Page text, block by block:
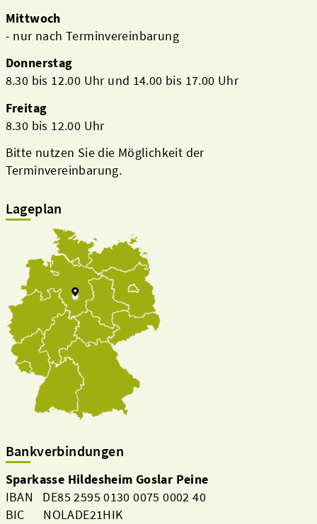
Mittwoch
- nur nach Terminvereinbarung
Donnerstag
8.30 bis 12.00 Uhr und 14.00 bis 17.00 Uhr
Freitag
8.30 bis 12.00 Uhr
Bitte nutzen Sie die Möglichkeit der
Terminvereinbarung.
Lageplan
Bankverbindungen
Sparkasse Hildesheim Goslar Peine
IBAN DE85 2595 0130 0075 0002 40
BIC NOLADE21HIK